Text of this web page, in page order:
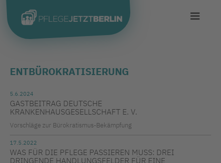
ENTBÜROKRATISIERUNG
5.6.2024
GASTBEITRAG DEUTSCHE
KRANKENHAUSGESELLSCHAFT E. V.
Vorschläge zur Bürokratismus-Bekämpfung
17.5.2022
WAS FÜR DIE PFLEGE PASSIEREN MUSS: DREI
DRINGENDE HANDLUNGSFELDER FÜR EINE